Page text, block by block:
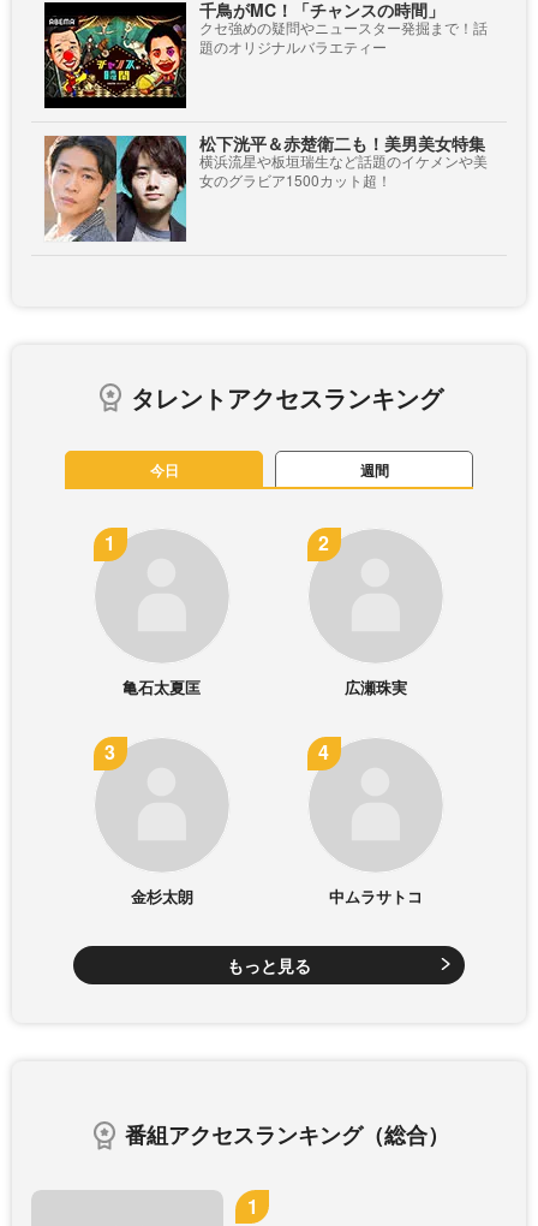
千鳥がMC！「チャンスの時間」
クセ強めの疑問やニュースター発掘まで！話
題のオリジナルバラエティー
松下洸平＆赤楚衛二も！美男美女特集
横浜流星や板垣瑞生など話題のイケメンや美
女のグラビア1500カット超！
タレントアクセスランキング
今日 週間
亀石太夏匡 広瀬珠実
金杉太朗 中ムラサトコ
もっと見る
番組アクセスランキング（総合）